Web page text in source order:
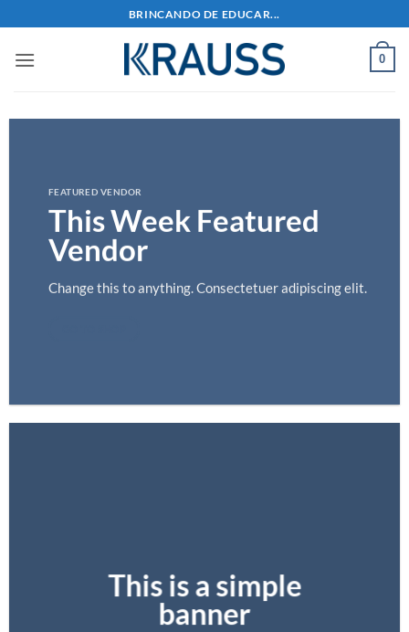
to
content
BRINCANDO DE EDUCAR...
0
FEATURED VENDOR
This Week Featured
Vendor
Change this to anything. Consectetuer adipiscing elit.
This is a simple
banner